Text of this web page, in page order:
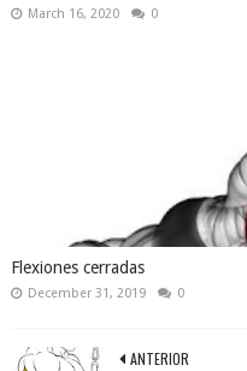
March 16, 2020 0
Flexiones cerradas
December 31, 2019 0
ANTERIOR